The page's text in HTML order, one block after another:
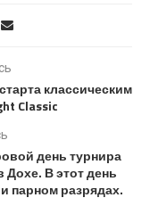
классическим
Classic
день турнира
Дохе. В этот день
парном разрядах.